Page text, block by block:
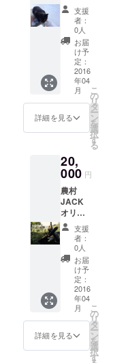
と、農
村の魅
力がさ
らに分
かるよ
うにな
るか
も？
ナルス
テッ
カー
（現在
作成
中）
と、長
野で
飼って
いる黒
ネコ
（推定
７ヶ
名付け
権を手
に入れ
られま
す。み
んなが
その名
前で呼
んだ
り、農
JACK
ブログ
にも登
場しま
すよ！
こちら
支援
者：
0人
お届
け予
定：
2016
年04
月
詳細を見る
こ
の
リ
タ
ー
ン
を
選
択
す
る
20,
000 円
農村
JACK
オリジ
ナルス
テッ
カー
（現在
作成
中）
と、農
JACK
の新拠
点を開
発する
所から
支援
者：
0人
お届
け予
定：
2016
年04
月
詳細を見る
こ
の
リ
タ
ー
ン
を
選
択
す